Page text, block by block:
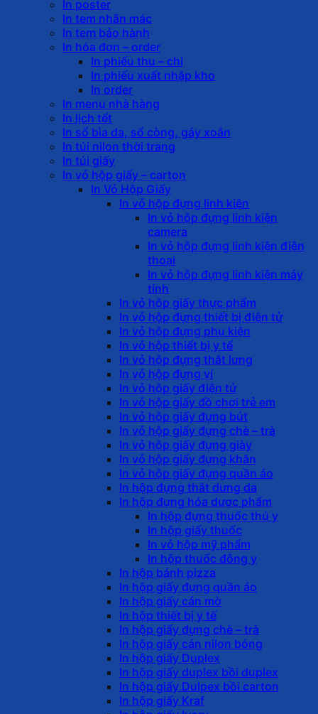
In poster
In tem nhãn mác
In tem bảo hành
In hóa đơn – order
In phiếu thu – chi
In phiếu xuất nhập kho
In order
In menu nhà hàng
In lịch tết
In sổ bìa da, sổ còng, gáy xoắn
In túi nilon thời trang
In túi giấy
In vỏ hộp giấy – carton
In Vỏ Hộp Giấy
In vỏ hộp đựng linh kiện
In vỏ hộp đựng linh kiện
camera
In vỏ hộp đựng linh kiện điện
thoại
In vỏ hộp đựng linh kiện máy
tính
In vỏ hộp giấy thực phẩm
In vỏ hộp đựng thiết bị điện tử
In vỏ hộp đựng phụ kiện
In vỏ hộp thiết bị y tế
In vỏ hộp đựng thắt lưng
In vỏ hộp đựng ví
In vỏ hộp giấy điện tử
In vỏ hộp giấy đồ chơi trẻ em
In vỏ hộp giấy đựng bút
In vỏ hộp giấy đựng chè – trà
In vỏ hộp giấy đựng giày
In vỏ hộp giấy đựng khăn
In vỏ hộp giấy đựng quần áo
In hộp đựng thắt dưng da
In hộp đựng hóa dược phẩm
In hộp đựng thuốc thú y
In hộp giấy thuốc
In vỏ hộp mỹ phẩm
In hộp thuốc đông y
In hộp bánh pizza
In hộp giấy đựng quần áo
In hộp giấy cán mờ
In hộp thiết bị y tế
In hộp giấy đựng chè – trà
In hộp giấy cán nilon bóng
In hộp giấy Duplex
In hộp giấy duplex bồi duplex
In hộp giấy Dulpex bồi carton
In hộp giấy Kraf